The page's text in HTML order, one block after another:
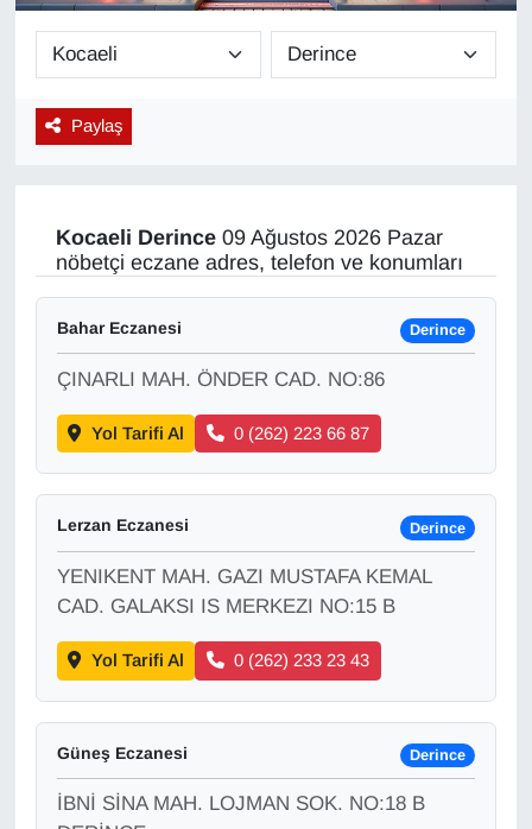
Paylaş
Kocaeli Derince09 Ağustos 2026 Pazar
nöbetçi eczane adres, telefon ve konumları
Bahar Eczanesi Derince
ÇINARLI MAH. ÖNDER CAD. NO:86
Yol Tarifi Al 0 (262) 223 66 87
Lerzan Eczanesi Derince
YENIKENT MAH. GAZI MUSTAFA KEMAL
CAD. GALAKSI IS MERKEZI NO:15 B
Yol Tarifi Al 0 (262) 233 23 43
Güneş Eczanesi Derince
İBNİ SİNA MAH. LOJMAN SOK. NO:18 B
Diğer
DÜNYA
EKONOMİ
Eleman
Güncel
Gündem
Haber
HABERDE İNSAN
İngilizce